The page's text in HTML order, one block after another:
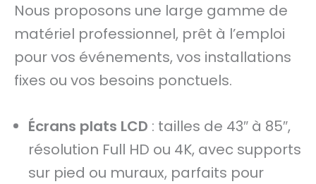
Nous proposons une large gamme de
matériel professionnel, prêt à l’emploi
pour vos événements, vos installations
fixes ou vos besoins ponctuels.
Écrans plats LCD : tailles de 43″ à 85″,
résolution Full HD ou 4K, avec supports
sur pied ou muraux, parfaits pour